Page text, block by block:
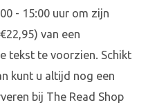
- 15:00 uur om zijn
van een
tekst te voorzien. Schikt
kunt u altijd nog een
bij The Read Shop